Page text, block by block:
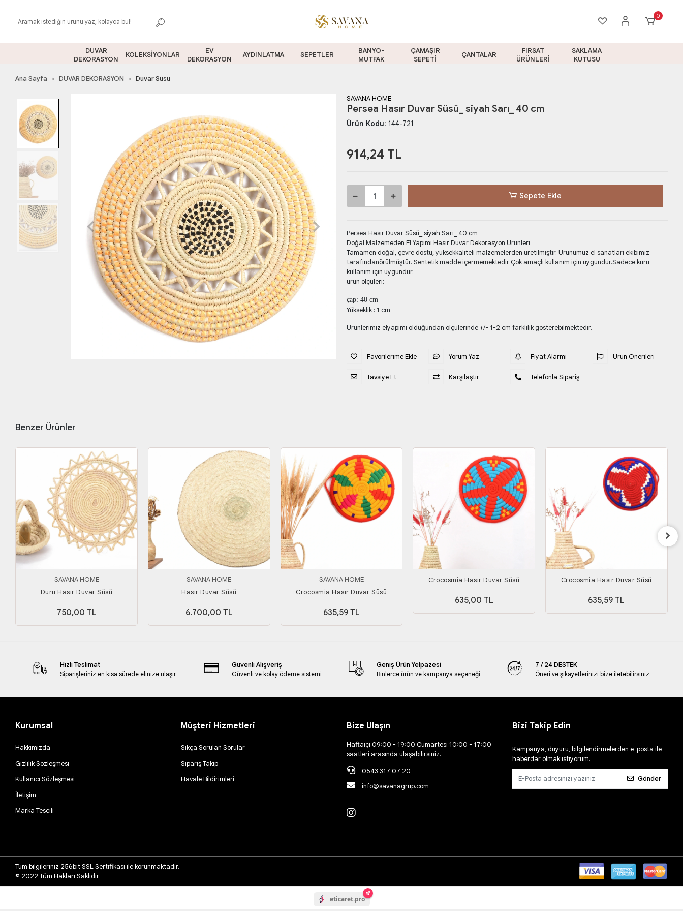
0
DUVAR
DEKORASYON
KOLEKSİYONLAR
EV
DEKORASYON
AYDINLATMA SEPETLER
BANYO-
MUTFAK
ÇAMAŞIR
SEPETİ
ÇANTALAR
FIRSAT
ÜRÜNLERİ
SAKLAMA
KUTUSU
Ana Sayfa DUVAR DEKORASYON Duvar Süsü
SAVANA HOME
Persea Hasır Duvar Süsü_ siyah Sarı_ 40 cm
Ürün Kodu: 144-721
914,24 TL
Sepete Ekle
Persea Hasır Duvar Süsü_ siyah Sarı_ 40 cm
Doğal Malzemeden El Yapımı Hasır Duvar Dekorasyon Ürünleri
Tamamen doğal, çevre dostu, yüksekkaliteli malzemelerden üretilmiştir. Ürünümüz el sanatları ekibimiz
tarafındanörülmüştür. Sentetik madde içermemektedir Çok amaçlı kullanım için uygundur.Sadece kuru
kullanım için uygundur.
ürün ölçüleri:
çap: 40 cm
Yükseklik : 1 cm
Ürünlerimiz elyapımı olduğundan ölçülerinde +/- 1-2 cm farklılık gösterebilmektedir.
Favorilerime Ekle
Tavsiye Et
Yorum Yaz
Karşılaştır
Fiyat Alarmı
Telefonla Sipariş
Ürün Önerileri
Benzer Ürünler
SAVANA HOME
Duru Hasır Duvar Süsü
750,00 TL
SAVANA HOME
Hasır Duvar Süsü
6.700,00 TL
SAVANA HOME
Crocosmia Hasır Duvar Süsü
635,59 TL
Crocosmia Hasır Duvar Süsü
635,00 TL
Crocosmia Hasır Duvar Süsü
635,59 TL
Hızlı Teslimat
Siparişleriniz en kısa sürede elinize ulaşır.
Güvenli Alışveriş
Güvenli ve kolay ödeme sistemi
Geniş Ürün Yelpazesi
Binlerce ürün ve kampanya seçeneği
7 / 24 DESTEK
Öneri ve şikayetlerinizi bize iletebilirsiniz.
Kurumsal
Hakkımızda
Gizlilik Sözleşmesi
Kullanıcı Sözleşmesi
İletişim
Marka Tescili
Müşteri Hizmetleri
Sıkça Sorulan Sorular
Sipariş Takip
Havale Bildirimleri
Bize Ulaşın
Haftaiçi 09:00 - 19:00 Cumartesi 10:00 - 17:00
saatleri arasında ulaşabilirsiniz.
0543 317 07 20
info@savanagrup.com
Bizi Takip Edin
Kampanya, duyuru, bilgilendirmelerden e-posta ile
haberdar olmak istiyorum.
Gönder
Tüm bilgileriniz 256bit SSL Sertifikası ile korunmaktadır.
© 2022Tüm Hakları Saklıdır
eticaret.pro